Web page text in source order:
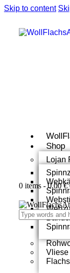
Skip to content
Shop
Lojan
Vliese
0 items - 0,00 €